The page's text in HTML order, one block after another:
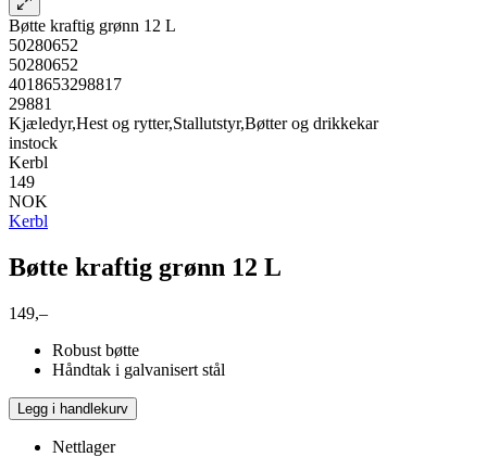
Bøtte kraftig grønn 12 L
50280652
50280652
4018653298817
29881
Kjæledyr,Hest og rytter,Stallutstyr,Bøtter og drikkekar
instock
Kerbl
149
NOK
Kerbl
Bøtte kraftig grønn 12 L
149,–
Robust bøtte
Håndtak i galvanisert stål
Legg i handlekurv
Nettlager